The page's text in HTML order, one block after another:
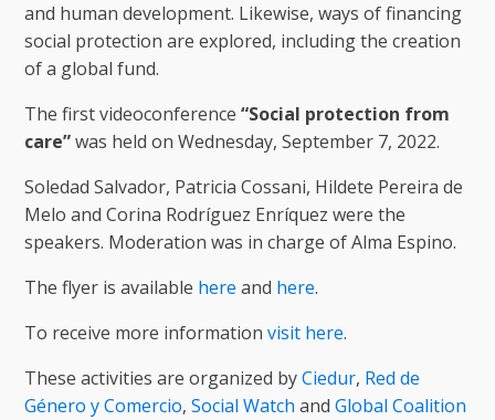
and human development. Likewise, ways of financing
social protection are explored, including the creation
of a global fund.
The first videoconference“Social protection from
care”was held on Wednesday, September 7, 2022.
Soledad Salvador, Patricia Cossani, Hildete Pereira de
Melo and Corina Rodríguez Enríquez were the
speakers. Moderation was in charge of Alma Espino.
The flyer is available here and here.
To receive more informationvisit here.
These activities are organized byCiedur, Red de
Género y Comercio,Social Watch andGlobal Coalition